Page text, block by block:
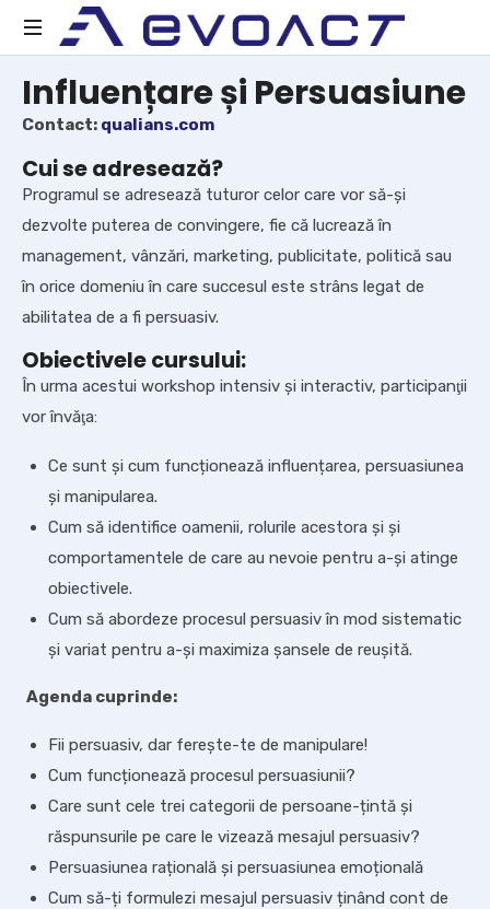
Evolution
Influențare și Persuasiune
Contact: qualians.com
Cui se adresează?
Programul se adresează tuturor celor care vor să-și
dezvolte puterea de convingere, fie că lucrează în
management, vânzări, marketing, publicitate, politică sau
în orice domeniu în care succesul este strâns legat de
abilitatea de a fi persuasiv.
Obiectivele cursului:
În urma acestui workshop intensiv și interactiv, participanţii
vor învăţa:
Ce sunt și cum funcționează influențarea, persuasiunea
și manipularea.
Cum să identifice oamenii, rolurile acestora și și
comportamentele de care au nevoie pentru a-și atinge
obiectivele.
Cum să abordeze procesul persuasiv în mod sistematic
și variat pentru a-și maximiza șansele de reușită.
Agenda cuprinde:
Fii persuasiv, dar ferește-te de manipulare!
Cum funcționează procesul persuasiunii?
Care sunt cele trei categorii de persoane-țintă și
răspunsurile pe care le vizează mesajul persuasiv?
Persuasiunea rațională și persuasiunea emoțională
Cum să-ți formulezi mesajul persuasiv ținând cont de